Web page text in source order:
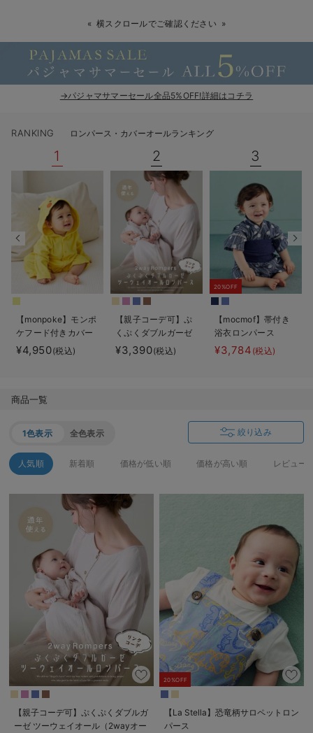
親子コーデ｜ママとベビーにおすすめ！
便利な育児家電
Gift Selection 出産祝い
保育園・入園準備特集
デロンギ
入院準備の持ち物チェック
横スクロールでご確認ください
→パジャマサマーセール全品5%OFF!詳細はコチラ
RANKING ロンパース・カバーオールランキング
1
【monpoke】モンポ
ケフード付きカバー
オール
¥4,950(税込)
2
【親子コーデ可】ぷ
くぷくダブルガーゼ
ツーウェイオール
（2wayオール） ロ
¥3,390(税込)
3
20%OFF
【mocmof】帯付き
浴衣ロンパース
¥3,784 (税込)
商品一覧
1色表示 全色表示 絞り込み
人気順 新着順 価格が低い順 価格が高い順 レビュー
【親子コーデ可】ぷくぷくダブルガ
ーゼ ツーウェイオール（2wayオー
20%OFF
【La Stella】恐竜柄サロペットロン
パース